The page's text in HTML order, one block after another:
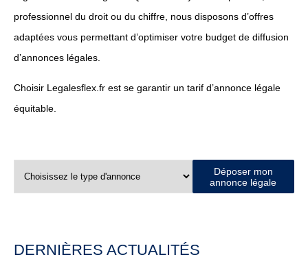
professionnel du droit ou du chiffre, nous disposons d’offres
adaptées vous permettant d’optimiser votre budget de diffusion
d’annonces légales.
Choisir Legalesflex.fr est se garantir un tarif d’annonce légale
équitable.
Déposer mon
annonce légale
DERNIÈRES ACTUALITÉS